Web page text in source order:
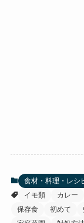
食材・料理・レシ
イモ類
カレー
保存食
初めて